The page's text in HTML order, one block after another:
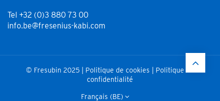
Tel +32 (0)3 880 73 00
info.be@fresenius-kabi.com
© Fresubin 2025 | Politique de cookies
Politique de
confidentialité
Français (BE)